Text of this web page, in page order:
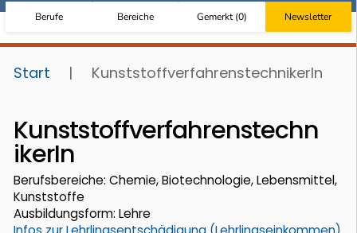
Berufe Bereiche Gemerkt(0) Newsletter
Start | KunststoffverfahrenstechnikerIn
Kunststoffverfahrenstechn
ikerIn
Berufsbereiche: Chemie, Biotechnologie, Lebensmittel,
Kunststoffe
Ausbildungsform: Lehre